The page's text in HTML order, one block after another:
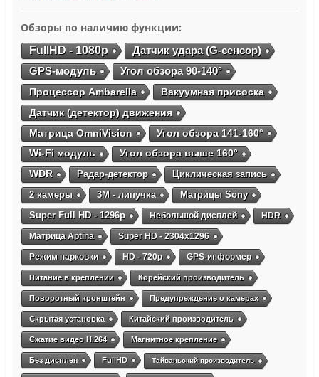
Обзоры по наличию функции:
FullHD - 1080p
Датчик удара (G-сенсор)
GPS-модуль
Угол обзора 90-140°
Процессор Ambarella
Вакуумная присоска
Датчик (детектор) движения
Матрица OmniVision
Угол обзора 141-160°
Wi-Fi модуль
Угол обзора выше 160°
WDR
Радар-детектор
Циклическая запись
2 камеры
3М - липучка Матрицы Sony
Super Full HD - 1296p Небольшой дисплей HDR
Матрица Aptina Super HD - 2304х1296
Режим парковки HD - 720p GPS-информер
Питание в креплении Корейский производитель
Поворотный кронштейн Предупреждение о камерах
Скрытая установка Китайский производитель
Сжатие видео H.264 Магнитное крепление
Без дисплея FullHD Тайваньский производитель